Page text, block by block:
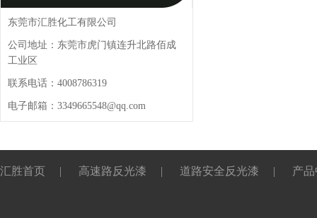
东莞市汇胜化工有限公司
公司地址：东莞市虎门镇连升北路佰成
工业区
联系电话：4008786319
电子邮箱：3349665548@qq.com
汇胜首页 | 高速路反光漆 | 道路安全反光漆 | 产